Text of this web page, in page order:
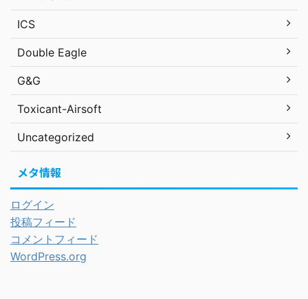
ICS
Double Eagle
G&G
Toxicant-Airsoft
Uncategorized
メタ情報
ログイン
投稿フィード
コメントフィード
WordPress.org